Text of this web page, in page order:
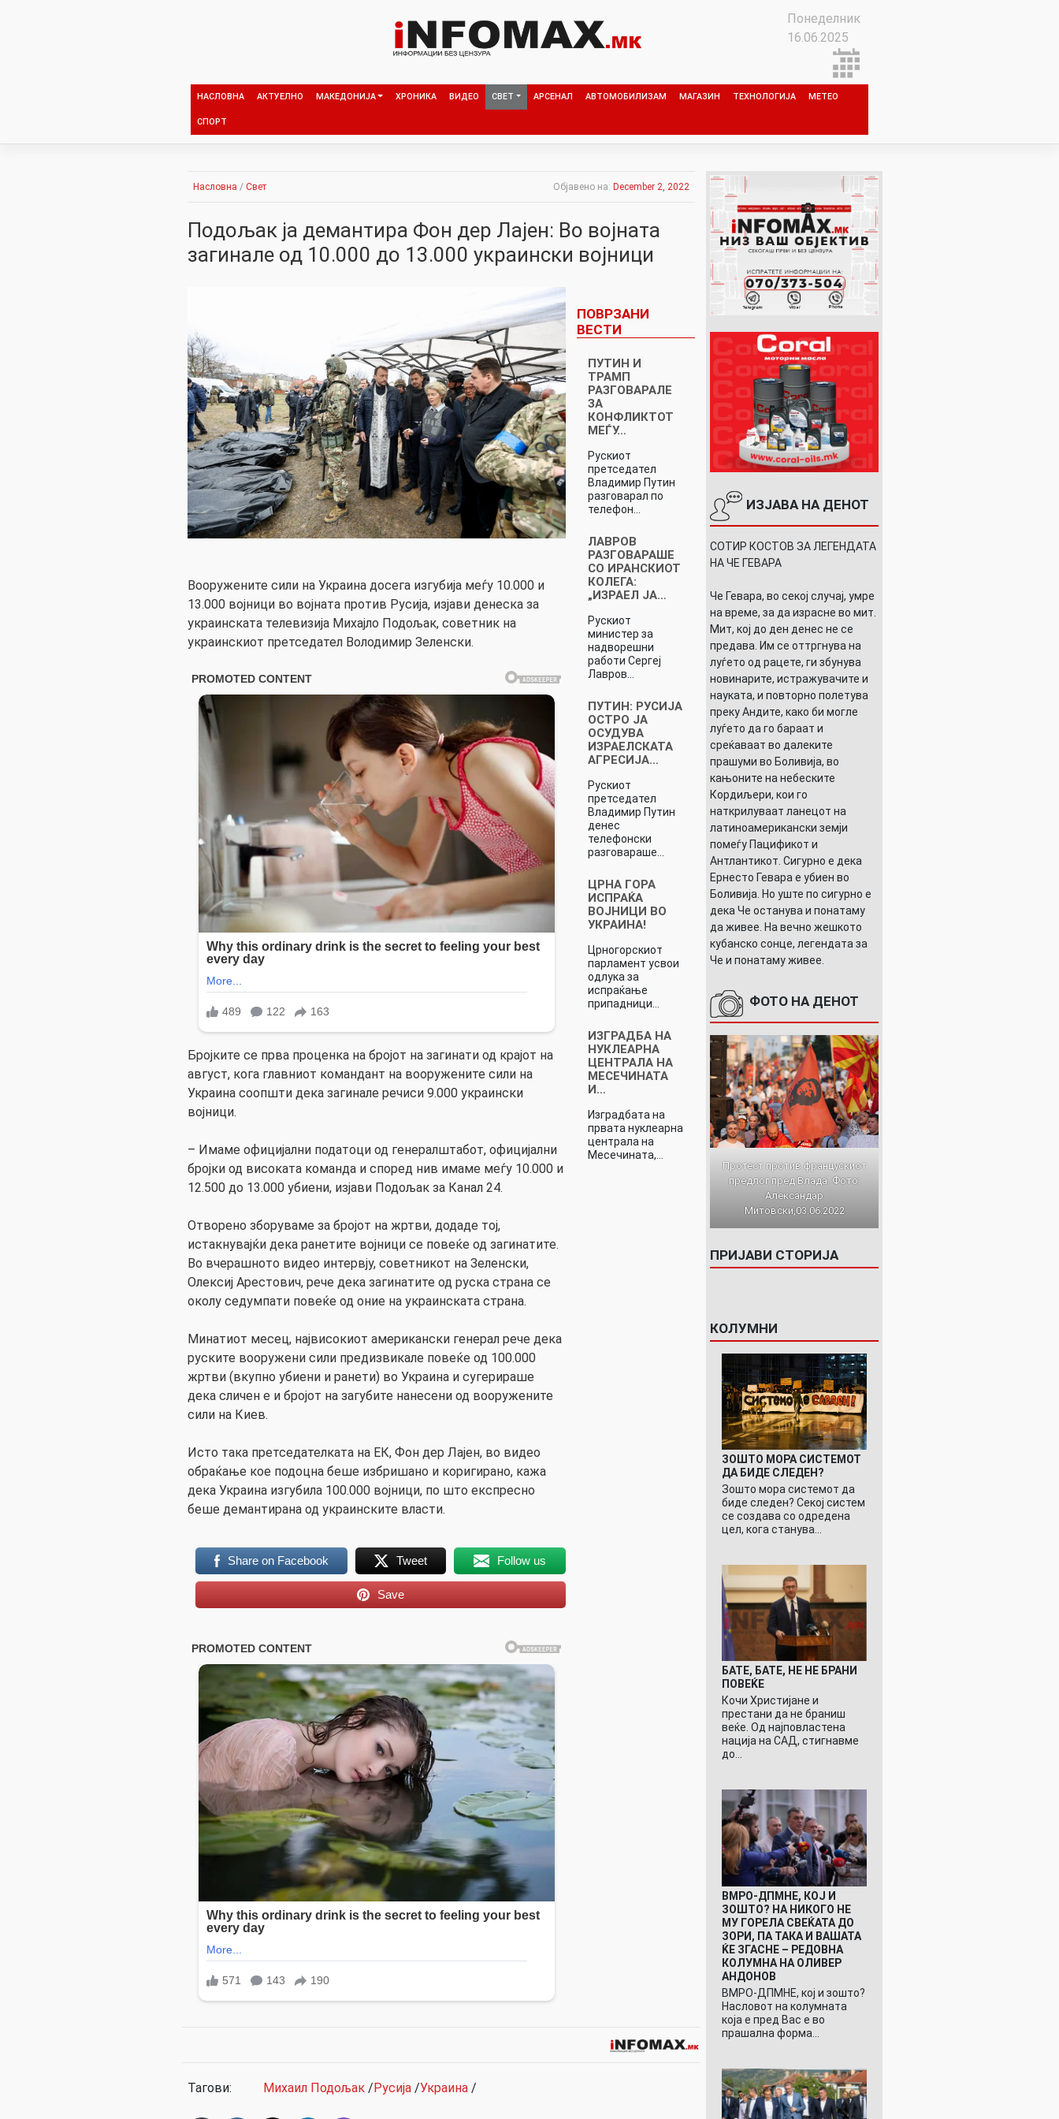
Понеделник
16.06.2025
НАСЛОВНА АКТУЕЛНО МАКЕДОНИЈА ХРОНИКА ВИДЕО СВЕТ АРСЕНАЛ АВТОМОБИЛИЗАМ МАГАЗИН ТЕХНОЛОГИЈА МЕТЕО
СПОРТ
Насловна / Свет Објавено на: December 2, 2022
Подољак ја демантира Фон дер Лајен: Во војната
загинале од 10.000 до 13.000 украински војници
Вооружените сили на Украина досега изгубија меѓу 10.000 и
13.000 војници во војната против Русија, изјави денеска за
украинската телевизија Михајло Подољак, советник на
украинскиот претседател Володимир Зеленски.
Бројките се прва проценка на бројот на загинати од крајот на
август, кога главниот командант на вооружените сили на
Украина соопшти дека загинале речиси 9.000 украински
војници.
– Имаме официјални податоци од генералштабот, официјални
бројки од високата команда и според нив имаме меѓу 10.000 и
12.500 до 13.000 убиени, изјави Подољак за Канал 24.
Отворено зборуваме за бројот на жртви, додаде тој,
истакнувајќи дека ранетите војници се повеќе од загинатите.
Во вчерашното видео интервју, советникот на Зеленски,
Олексиј Арестович, рече дека загинатите од руска страна се
околу седумпати повеќе од оние на украинската страна.
Минатиот месец, највисокиот американски генерал рече дека
руските вооружени сили предизвикале повеќе од 100.000
жртви (вкупно убиени и ранети) во Украина и сугерираше
дека сличен е и бројот на загубите нанесени од вооружените
сили на Киев.
Исто така претседателката на ЕК, Фон дер Лајен, во видео
обраќање кое подоцна беше избришано и коригирано, кажа
дека Украина изгубила 100.000 војници, по што експресно
беше демантирана од украинските власти.
Share on Facebook Tweet Follow us
Save
ПОВРЗАНИ
ВЕСТИ
ПУТИН И
ТРАМП
РАЗГОВАРАЛЕ
ЗА
КОНФЛИКТОТ
МЕЃУ…
Рускиот
претседател
Владимир Путин
разговарал по
телефон…
ЛАВРОВ
РАЗГОВАРАШЕ
СО ИРАНСКИОТ
КОЛЕГА:
„ИЗРАЕЛ ЈА…
Рускиот
министер за
надворешни
работи Сергеј
Лавров…
ПУТИН: РУСИЈА
ОСТРО ЈА
ОСУДУВА
ИЗРАЕЛСКАТА
АГРЕСИЈА…
Рускиот
претседател
Владимир Путин
денес
телефонски
разговараше…
ЦРНА ГОРА
ИСПРАЌА
ВОЈНИЦИ ВО
УКРАИНА!
Црногорскиот
парламент усвои
одлука за
испраќање
припадници…
ИЗГРАДБА НА
НУКЛЕАРНА
ЦЕНТРАЛА НА
МЕСЕЧИНАТА
И…
Изградбата на
првата нуклеарна
централа на
Месечината,…
Тагови: Михаил Подољак /Русија /Украина /
ИЗЈАВА НА ДЕНОТ
СОТИР КОСТОВ ЗА ЛЕГЕНДАТА
НА ЧЕ ГЕВАРА
Че Гевара, во секој случај, умре
на време, за да израсне во мит.
Мит, кој до ден денес не се
предава. Им се оттргнува на
луѓето од рацете, ги збунува
новинарите, истражувачите и
науката, и повторно полетува
преку Андите, како би могле
луѓето да го бараат и
среќаваат во далеките
прашуми во Боливија, во
кањоните на небеските
Кордиљери, кои го
наткрилуваат ланецот на
латиноамерикански земји
помеѓу Пацификот и
Антлантикот. Сигурно е дека
Ернесто Гевара е убиен во
Боливија. Но уште по сигурно е
дека Че останува и понатаму
да живее. На вечно жешкото
кубанско сонце, легендата за
Че и понатаму живее.
ФОТО НА ДЕНОТ
Протест против францускиот
предлог пред Влада. Фото:
Александар
Митовски,03.06.2022
ПРИЈАВИ СТОРИЈА
КОЛУМНИ
ЗОШТО МОРА СИСТЕМОТ
ДА БИДЕ СЛЕДЕН?
Зошто мора системот да
биде следен? Секој систем
се создава со одредена
цел, кога станува…
БАТЕ, БАТЕ, НЕ НЕ БРАНИ
ПОВЕЌЕ
Кочи Христијане и
престани да не браниш
веќе. Од најповластена
нација на САД, стигнавме
до…
ВМРО-ДПМНЕ, КОЈ И
ЗОШТО? НА НИКОГО НЕ
МУ ГОРЕЛА СВЕЌАТА ДО
ЗОРИ, ПА ТАКА И ВАШАТА
ЌЕ ЗГАСНЕ – РЕДОВНА
КОЛУМНА НА ОЛИВЕР
АНДОНОВ
ВМРО-ДПМНЕ, кој и зошто?
Насловот на колумната
која е пред Вас е во
прашална форма…